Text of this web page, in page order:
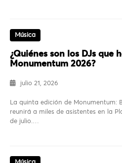
Música
¿Quiénes son los DJs que
Monumentum 2026?
julio 21, 2026
La quinta edición de Monumentum:
reunirá a miles de asistentes en la
de julio.…